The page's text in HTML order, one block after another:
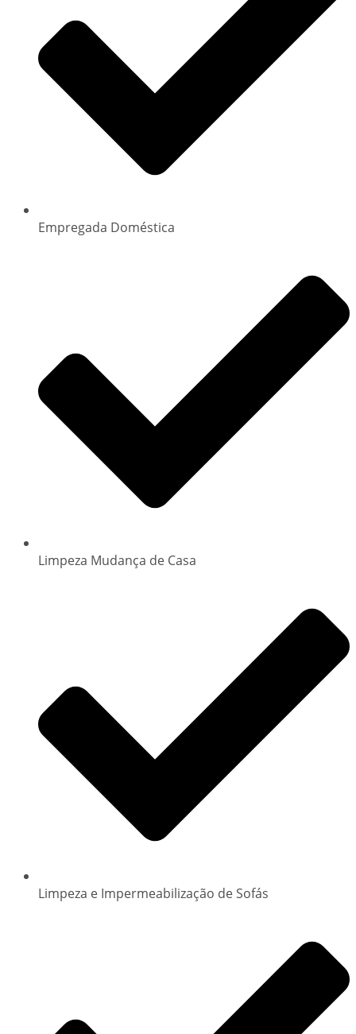
Empregada Doméstica
Limpeza Mudança de Casa
Limpeza e Impermeabilização de Sofás